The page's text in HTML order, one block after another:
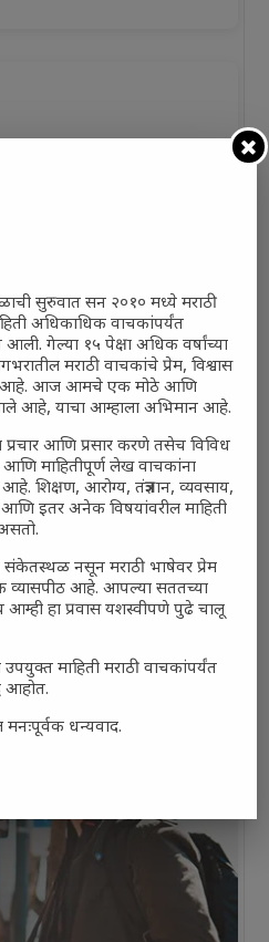
सुरुवात सन २०१० मध्ये मराठी
अधिकाधिक वाचकांपर्यंत
आली. गेल्या १५ पेक्षा अधिक वर्षांच्या
मराठी वाचकांचे प्रेम, विश्वास
आज आमचे एक मोठे आणि
झाले आहे, याचा आम्हाला अभिमान आहे.
आणि प्रसार करणे तसेच विविध
आणि माहितीपूर्ण लेख वाचकांना
शिक्षण, आरोग्य, तंत्रज्ञान, व्यवसाय,
इतर अनेक विषयांवरील माहिती
नसून मराठी भाषेवर प्रेम
व्यासपीठ आहे. आपल्या सततच्या
हा प्रवास यशस्वीपणे पुढे चालू
उपयुक्त माहिती मराठी वाचकांपर्यंत
आहोत.
धन्यवाद.